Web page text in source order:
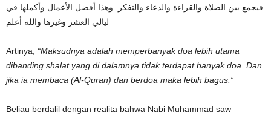
فيجمع بين الصلاة والقراءة والدعاء والتفكر. وهذا أفضل الأعمال وأكملها في
ليالي العشر وغيرها والله أعلم
Artinya, “Maksudnya adalah memperbanyak doa lebih utama
dibanding shalat yang di dalamnya tidak terdapat banyak doa. Dan
jika ia membaca (Al-Quran) dan berdoa maka lebih bagus.”
Beliau berdalil dengan realita bahwa Nabi Muhammad saw